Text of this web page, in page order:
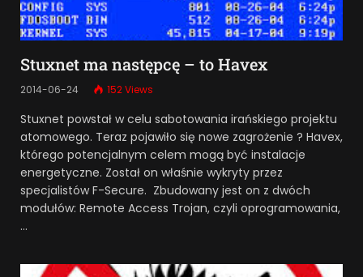
Stuxnet ma następcę – to Havex
2014-06-24 152Views
Stuxnet powstał w celu sabotowania irańskiego projektu
atomowego. Teraz pojawiło się nowe zagrożenie ? Havex,
którego potencjalnym celem mogą być instalacje
energetyczne. Został on właśnie wykryty przez
specjalistów F-Secure. Zbudowany jest on z dwóch
modułów: Remote Access Trojan, czyli oprogramowania,
…